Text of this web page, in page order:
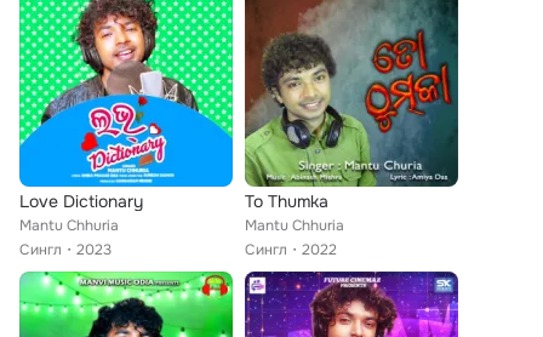
Love Dictionary
Mantu Chhuria
Сингл
2023
To Thumka
Mantu Chhuria
Сингл
2022